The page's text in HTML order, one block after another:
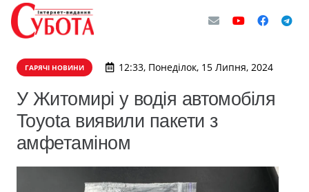
ГАРЯЧІ НОВИНИ 12:33, Понеділок, 15 Липня, 2024
У Житомирі у водія автомобіля
Toyota виявили пакети з
амфетаміном